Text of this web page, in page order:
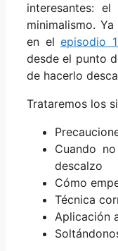
interesantes:
minimalismo.
en el episodio
desde el punto
de hacerlo
Trataremos los
Cuando
descalzo
Cómo
Técnica
Aplicación